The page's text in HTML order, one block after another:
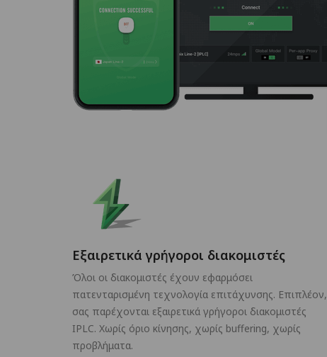
Εξαιρετικά γρήγοροι διακομιστές
Όλοι οι διακομιστές έχουν εφαρμόσει
πατενταρισμένη τεχνολογία επιτάχυνσης. Επιπλέον,
σας παρέχονται εξαιρετικά γρήγοροι διακομιστές
IPLC. Χωρίς όριο κίνησης, χωρίς buffering, χωρίς
προβλήματα.